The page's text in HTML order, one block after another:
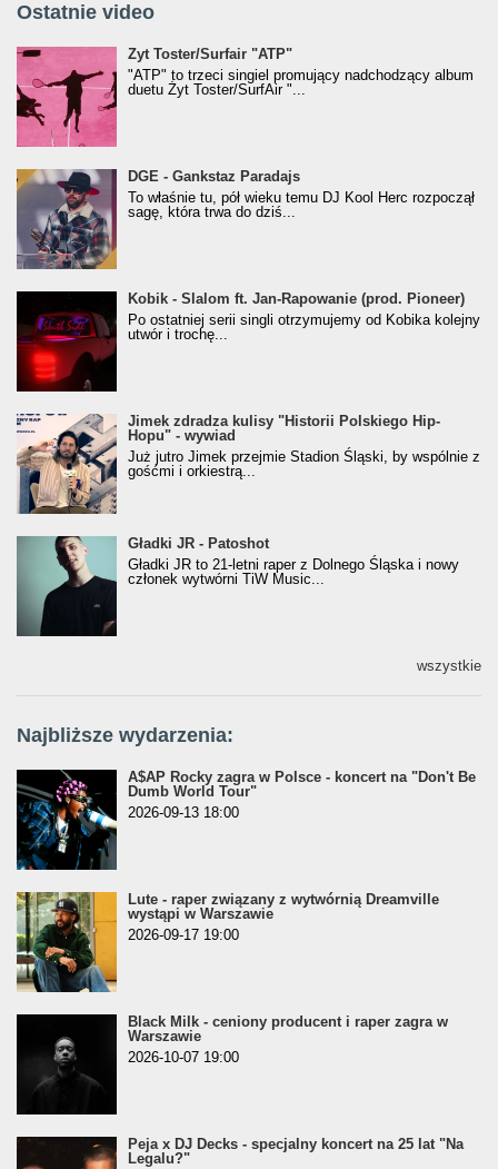
Ostatnie video
Żyt Toster/SurfAir - ATP VIDEO
Żyt Toster/Surfair "ATP"
"ATP" to trzeci singiel promujący nadchodzący album
duetu Żyt Toster/SurfAir "...
donGURALesko z nagrodą za
Klasyczny/Trueschoolowy Album Roku
(Popkillery 2023)
DGE - Gankstaz Paradajs
To właśnie tu, pół wieku temu DJ Kool Herc rozpoczął
sagę, która trwa do dziś...
Kobik - Slalom ft. Jan-Rapowanie (prod. Pioneer)
[Official Music Visualiser]
Kobik - Slalom ft. Jan-Rapowanie (prod. Pioneer)
Po ostatniej serii singli otrzymujemy od Kobika kolejny
utwór i trochę...
Jimek zdradza kulisy "Historii Polskiego Hip-
Hopu" - wywiad
Jimek zdradza kulisy "Historii Polskiego Hip-
Hopu" - wywiad
Już jutro Jimek przejmie Stadion Śląski, by wspólnie z
gośćmi i orkiestrą...
Gładki JR - Patoshot
Gładki JR - Patoshot
Gładki JR to 21-letni raper z Dolnego Śląska i nowy
członek wytwórni TiW Music...
wszystkie
Najbliższe wydarzenia:
A$AP Rocky zagra w Polsce - koncert na "Don't Be
Dumb World Tour"
2026-09-13 18:00
Lute - raper związany z wytwórnią Dreamville
wystąpi w Warszawie
2026-09-17 19:00
Black Milk - ceniony producent i raper zagra w
Warszawie
2026-10-07 19:00
Peja x DJ Decks - specjalny koncert na 25 lat "Na
Legalu?"